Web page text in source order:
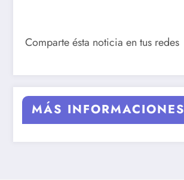
Comparte ésta noticia en tus redes
MÁS INFORMACIONES